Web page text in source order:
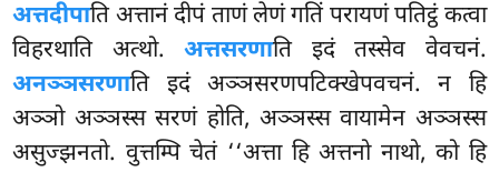
अत्तदीपाति अत्तानं दीपं ताणं लेणं गतिं परायणं पतिट्ठं कत्वा
विहरथाति अत्थो.अत्तसरणाति इदं तस्सेव वेवचनं.
अनञ्ञसरणाति इदं अञ्ञसरणपटिक्खेपवचनं. न हि
अञ्ञो अञ्ञस्स सरणं होति, अञ्ञस्स वायामेन अञ्ञस्स
असुज्झनतो. वुत्तम्पि चेतं ‘‘अत्ता हि अत्तनो नाथो, को हि